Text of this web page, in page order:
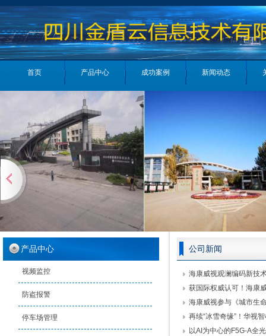
首页 产品中心 成功案例 新闻动态
公司新闻
海康威视观澜编码新技
获国际权威认可！海康
海康威视参与《城市生
再续“冰雪奇缘”！华视智
以AI为中心的F5G-A全
产品中心
视频监控
防盗报警
停车场管理